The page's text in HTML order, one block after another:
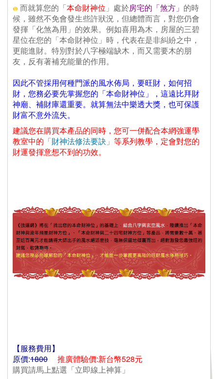
而就算您的「本命財神位 」處於房宅的「煞方」 的時
候，雖然不免會發生些許狀況，但總體而言，對您仍會
發揮「化煞為用」的效果。例如喜用為木，房屋的三碧
星位在您的「本命財神位」時，代表在是非糾紛之中，
更能進財。特別對於八字極端缺木，而又需要木的朋
友，反有著補充能量的作用。
因此不管採用何種門派的風水佈局，要旺財，如何招
財，您務必要先掌握您的「本命財神位」，這遠比拜財
神廟、補財庫還重要。就算無法中樂透大獎，也可保護
財富不意外流失。
建議您在購買本產品的同時，您可一併配合本網強運學
教室中的 「財神法修法要訣 」 等系列教學，定會對您的
財運發揮意想不到的功效。
【服務費用】
原價:1800
推廣體驗價:新台幣528元
購買請馬上點選「立即線上神算」